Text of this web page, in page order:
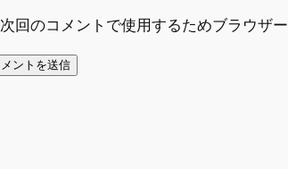
次回のコメントで使用するためブラウザ